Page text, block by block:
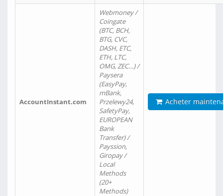
AccountInstant.com
Webmoney /
Coingate
(BTC, BCH,
BTG, CVC,
DASH, ETC,
ETH, LTC,
OMG, ZEC…) /
Paysera
(EasyPay,
mBank,
Przelewy24,
SafetyPay,
EUROPEAN
Bank
Transfer) /
Payssion,
Giropay /
Local
Methods
(20+
Methods)
Acheter